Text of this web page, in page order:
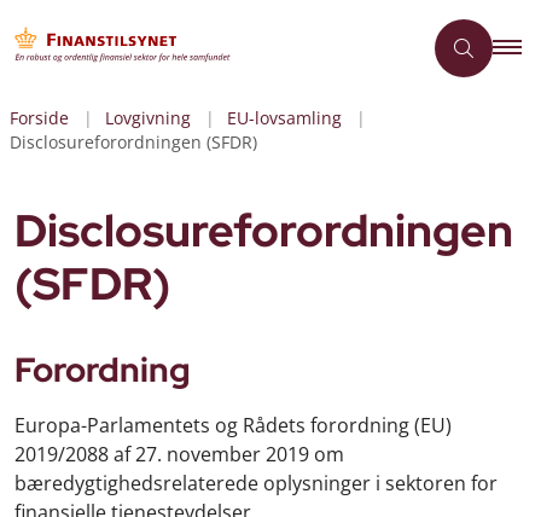
Forside Lovgivning
EU-lovsamling
Disclosureforordningen (SFDR)
Disclosureforordningen
(SFDR)
Forordning
Europa-Parlamentets og Rådets forordning (EU)
2019/2088 af 27. november 2019 om
bæredygtighedsrelaterede oplysninger i sektoren for